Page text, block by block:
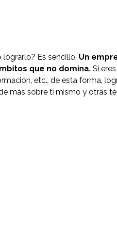
Es sencillo. Un
que no domina. Si
etc., de esta forma,
más sobre ti mismo y otras